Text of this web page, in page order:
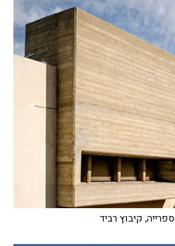
ספרייה, קיבוץ רביד